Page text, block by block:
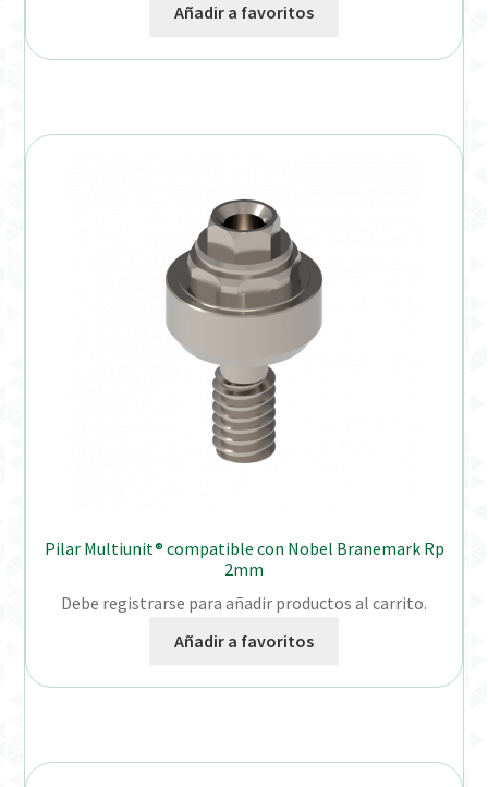
Añadir a favoritos
Pilar Multiunit® compatible con Nobel Branemark Rp
2mm
Debe registrarse para añadir productos al carrito.
Añadir a favoritos